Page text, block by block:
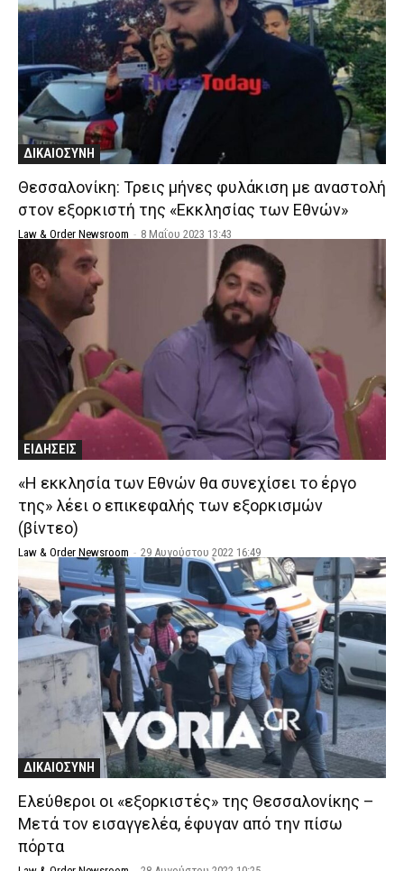
ΔΙΚΑΙΟΣΥΝΗ
Θεσσαλονίκη: Τρεις μήνες φυλάκιση με αναστολή
στον εξορκιστή της «Εκκλησίας των Εθνών»
Law & Order Newsroom - 8 Μαΐου 2023 13:43
ΕΙΔΗΣΕΙΣ
«Η εκκλησία των Εθνών θα συνεχίσει το έργο
της» λέει ο επικεφαλής των εξορκισμών
(βίντεο)
Law & Order Newsroom - 29 Αυγούστου 2022 16:49
ΔΙΚΑΙΟΣΥΝΗ
Ελεύθεροι οι «εξορκιστές» της Θεσσαλονίκης –
Μετά τον εισαγγελέα, έφυγαν από την πίσω
πόρτα